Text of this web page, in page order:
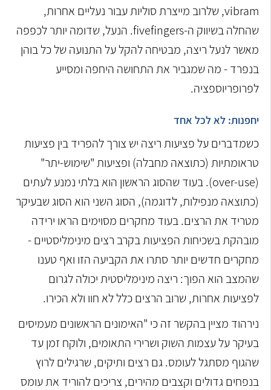
vibram, שלרוב מייצרת סוליות עבור נעליים אחרות,
שהחלה בשיווק ה-fivefingers. הנעל, שדומה יותר לכפפה
מאשר לנעל ריצה, מבטיחה להקל על התנועה של כל בוהן
בנפרד - מה שמגביר את התחושה היחפה ומסייע
לפרופריוספציה.
יחפנות: לא לכל אחד
כשמדברים על פציעות ריצה יש צורך להפריד בין פציעות
טראומתיות (כתוצאה מחבלה) ופציעות "שימוש-יתר"
(over-use). בעוד שהסוג הראשון הוא בלתי נמנע לעתים
(כתוצאה מנפילות, לדוגמה), הסוג השני הוא הסוג שבעיקר
מטריד את הרצים. בעוד מחקרים מסוימים הראו ירידה
מובהקת בשכיחות הפציעות בקרב רצים מינימליסטיים -
מחקרים חדשים יותר סתרו את הקביעה הזו ואף טענו
שהמצב הוא הפוך: ריצה מינימליסטית יכולה לגרום
לפציעות אחרות, שרוב הרצים כלל לא חוו ולא הכירו.
נירהוד מציין בהקשר זה כי "האימונים הראשונים מעמיסים
בעיקר על עצמות השוק ושרירי התאומים, ולוקח זמן עד
שהגוף מסתגל לעומס. גם רצים ותיקים, שרגילים לרוץ
בנפחים גדולים וקצבים מהירים, צריכים להוריד את עומס